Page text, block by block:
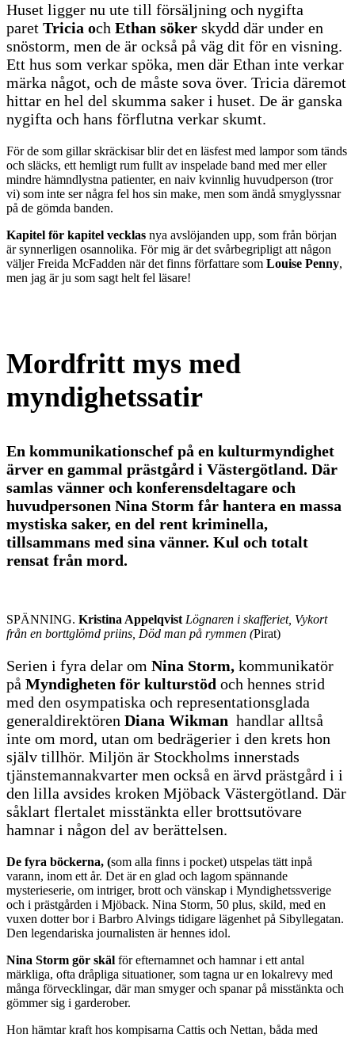
Huset ligger nu ute till försäljning och nygifta
paret Tricia och Ethan söker skydd där under en
snöstorm, men de är också på väg dit för en visning.
Ett hus som verkar spöka, men där Ethan inte verkar
märka något, och de måste sova över. Tricia däremot
hittar en hel del skumma saker i huset. De är ganska
nygifta och hans förflutna verkar skumt.
För de som gillar skräckisar blir det en läsfest med lampor som tänds
och släcks, ett hemligt rum fullt av inspelade band med mer eller
mindre hämndlystna patienter, en naiv kvinnlig huvudperson (tror
vi) som inte ser några fel hos sin make, men som ändå smyglyssnar
på de gömda banden.
Kapitel för kapitel vecklas nya avslöjanden upp, som från början
är synnerligen osannolika. För mig är det svårbegripligt att någon
väljer Freida McFadden när det finns författare som Louise Penny,
men jag är ju som sagt helt fel läsare!
Mordfritt mys med
myndighetssatir
En kommunikationschef på en kulturmyndighet
ärver en gammal prästgård i Västergötland. Där
samlas vänner och konferensdeltagare och
huvudpersonen Nina Storm får hantera en massa
mystiska saker, en del rent kriminella,
tillsammans med sina vänner. Kul och totalt
rensat från mord.
SPÄNNING. Kristina Appelqvist Lögnaren i skafferiet, Vykort
från en borttglömd priins, Död man på rymmen (Pirat)
Serien i fyra delar om Nina Storm, kommunikatör
på Myndigheten för kulturstöd och hennes strid
med den osympatiska och representationsglada
generaldirektören Diana Wikman handlar alltså
inte om mord, utan om bedrägerier i den krets hon
själv tillhör. Miljön är Stockholms innerstads
tjänstemannakvarter men också en ärvd prästgård i i
den lilla avsides kroken Mjöback Västergötland. Där
såklart flertalet misstänkta eller brottsutövare
hamnar i någon del av berättelsen.
De fyra böckerna, (som alla finns i pocket) utspelas tätt inpå
varann, inom ett år. Det är en glad och lagom spännande
mysterieserie, om intriger, brott och vänskap i Myndighetssverige
och i prästgården i Mjöback. Nina Storm, 50 plus, skild, med en
vuxen dotter bor i Barbro Alvings tidigare lägenhet på Sibyllegatan.
Den legendariska journalisten är hennes idol.
Nina Storm gör skäl för efternamnet och hamnar i ett antal
märkliga, ofta dråpliga situationer, som tagna ur en lokalrevy med
många förvecklingar, där man smyger och spanar på misstänkta och
gömmer sig i garderober.
Hon hämtar kraft hos kompisarna Cattis och Nettan, båda med